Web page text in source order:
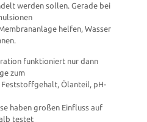
werden sollen. Gerade bei
helfen, Wasser
funktioniert nur dann
zum
Feststoffgehalt, Ölanteil, pH-
haben großen Einfluss auf
testet